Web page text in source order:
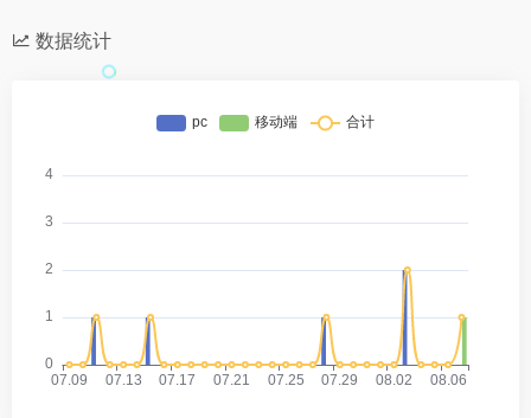
数据统计